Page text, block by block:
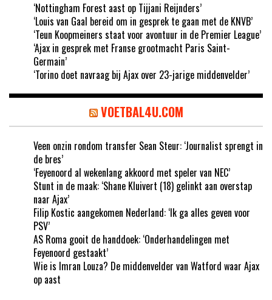
‘Nottingham Forest aast op Tijjani Reijnders’
‘Louis van Gaal bereid om in gesprek te gaan met de KNVB’
‘Teun Koopmeiners staat voor avontuur in de Premier League’
‘Ajax in gesprek met Franse grootmacht Paris Saint-
Germain’
‘Torino doet navraag bij Ajax over 23-jarige middenvelder’
VOETBAL4U.COM
Veen onzin rondom transfer Sean Steur: ‘Journalist sprengt in
de bres’
‘Feyenoord al wekenlang akkoord met speler van NEC’
Stunt in de maak: ‘Shane Kluivert (18) gelinkt aan overstap
naar Ajax’
Filip Kostic aangekomen Nederland: ‘Ik ga alles geven voor
PSV’
AS Roma gooit de handdoek: ‘Onderhandelingen met
Feyenoord gestaakt’
Wie is Imran Louza? De middenvelder van Watford waar Ajax
op aast